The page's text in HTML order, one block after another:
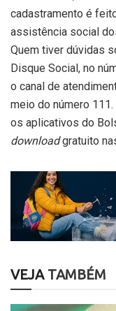
cadastramento é
assistência social
Quem tiver dúvidas
Disque Social, no
o canal de
meio do número
os aplicativos do
downloadgratuito
VEJATAMBÉM